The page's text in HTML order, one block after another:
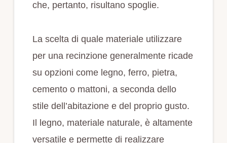
che, pertanto, risultano spoglie.
La scelta di quale materiale utilizzare
per una recinzione generalmente ricade
su opzioni come legno, ferro, pietra,
cemento o mattoni, a seconda dello
stile dell’abitazione e del proprio gusto.
Il legno, materiale naturale, è altamente
versatile e permette di realizzare